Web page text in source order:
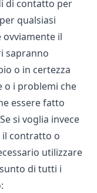
di contatto per
qualsiasi
il
sapranno
o in certezza
o i problemi che
essere fatto
si voglia invece
il contratto o
utilizzare
di tutti i